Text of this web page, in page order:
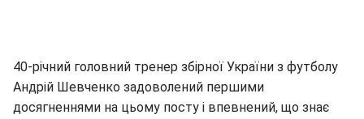
40-річний головний тренер збірної України з футболу
Андрій Шевченко задоволений першими
досягненнями на цьому посту і впевнений, що знає